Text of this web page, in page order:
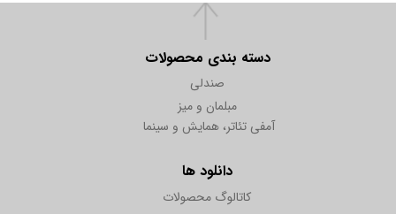
دسته بندی محصولات
صندلی
مبلمان و میز
آمفی تئاتر، همایش و سینما
دانلود ها
کاتالوگ محصولات